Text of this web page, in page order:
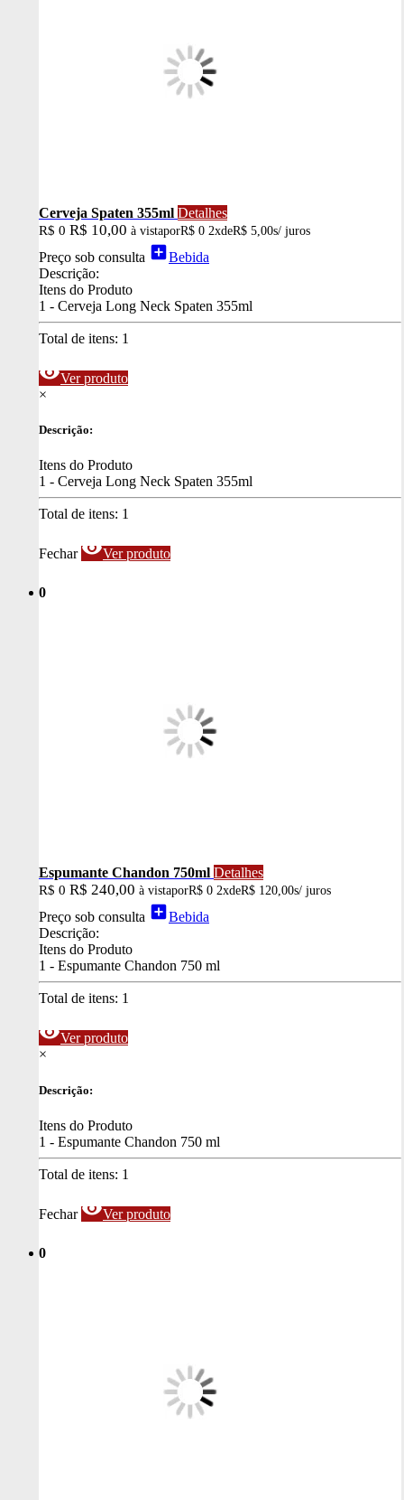
Cerveja Spaten 355ml Detalhes
R$ 0 R$ 10,00 à vistaporR$ 0 2xdeR$ 5,00s/ juros
Preço sob consulta add_boxBebida
Descrição:
Itens do Produto
1 - Cerveja Long Neck Spaten 355ml
Total de itens: 1
visibilityVer produto
×
Descrição:
Itens do Produto
1 - Cerveja Long Neck Spaten 355ml
Total de itens: 1
Fechar visibilityVer produto
0
Espumante Chandon 750ml Detalhes
R$ 0 R$ 240,00 à vistaporR$ 0 2xdeR$ 120,00s/ juros
Preço sob consulta add_boxBebida
Descrição:
Itens do Produto
1 - Espumante Chandon 750 ml
Total de itens: 1
visibilityVer produto
×
Descrição:
Itens do Produto
1 - Espumante Chandon 750 ml
Total de itens: 1
Fechar visibilityVer produto
0